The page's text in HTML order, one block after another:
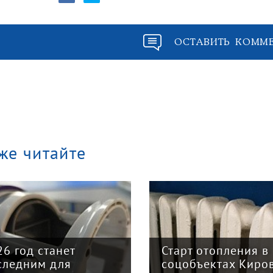
ОСТАВИТЬ
читайте
отопления в
Кирова
Закон о налоговой
реформе принят: